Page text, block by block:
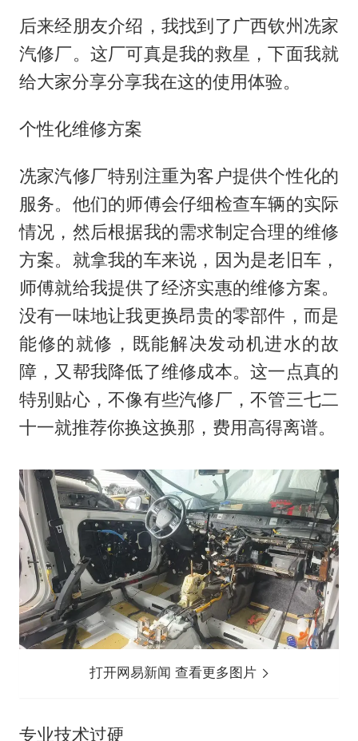
后来经朋友介绍，我找到了广西钦州冼家
汽修厂。这厂可真是我的救星，下面我就
给大家分享分享我在这的使用体验。
个性化维修方案
冼家汽修厂特别注重为客户提供个性化的
服务。他们的师傅会仔细检查车辆的实际
情况，然后根据我的需求制定合理的维修
方案。就拿我的车来说，因为是老旧车，
师傅就给我提供了经济实惠的维修方案。
没有一味地让我更换昂贵的零部件，而是
能修的就修，既能解决发动机进水的故
障，又帮我降低了维修成本。这一点真的
特别贴心，不像有些汽修厂，不管三七二
十一就推荐你换这换那，费用高得离谱。
打开网易新闻 查看更多图片
专业技术过硬